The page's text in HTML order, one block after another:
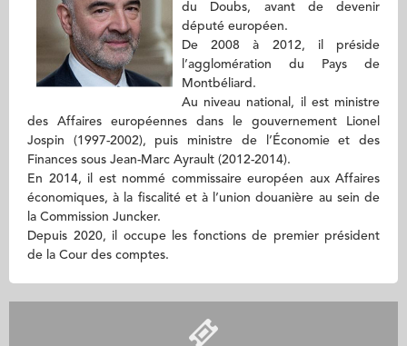
du Doubs, avant de devenir
député européen.
De 2008 à 2012, il préside
l’agglomération du Pays de
Montbéliard.
Au niveau national, il est ministre
des Affaires européennes dans le gouvernement Lionel
Jospin (1997-2002), puis ministre de l’Économie et des
Finances sous Jean-Marc Ayrault (2012-2014).
En 2014, il est nommé commissaire européen aux Affaires
économiques, à la fiscalité et à l’union douanière au sein de
la Commission Juncker.
Depuis 2020, il occupe les fonctions de premier président
de la Cour des comptes.